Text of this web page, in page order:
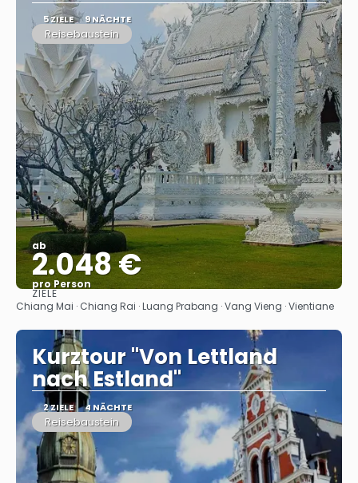
5 ZIELE 9 NÄCHTE
Reisebaustein
ab
2.048 €
pro Person
Sehen
ZIELE
Chiang Mai · Chiang Rai · Luang Prabang · Vang Vieng · Vientiane
Kurztour "Von Lettland
nach Estland"
2 ZIELE 4 NÄCHTE
Reisebaustein